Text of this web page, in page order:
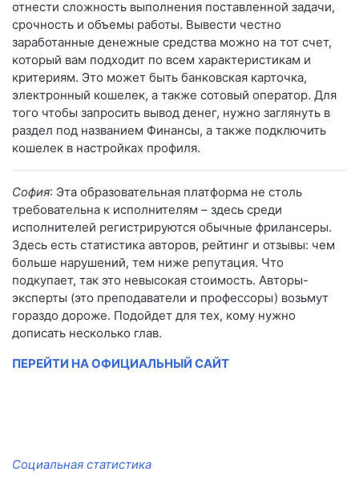
отнести сложность выполнения поставленной задачи,
срочность и объемы работы. Вывести честно
заработанные денежные средства можно на тот счет,
который вам подходит по всем характеристикам и
критериям. Это может быть банковская карточка,
электронный кошелек, а также сотовый оператор. Для
того чтобы запросить вывод денег, нужно заглянуть в
раздел под названием Финансы, а также подключить
кошелек в настройках профиля.
София: Эта образовательная платформа не столь
требовательна к исполнителям – здесь среди
исполнителей регистрируются обычные фрилансеры.
Здесь есть статистика авторов, рейтинг и отзывы: чем
больше нарушений, тем ниже репутация. Что
подкупает, так это невысокая стоимость. Авторы-
эксперты (это преподаватели и профессоры) возьмут
гораздо дороже. Подойдет для тех, кому нужно
дописать несколько глав.
ПЕРЕЙТИ НА ОФИЦИАЛЬНЫЙ САЙТ
Социальная статистика